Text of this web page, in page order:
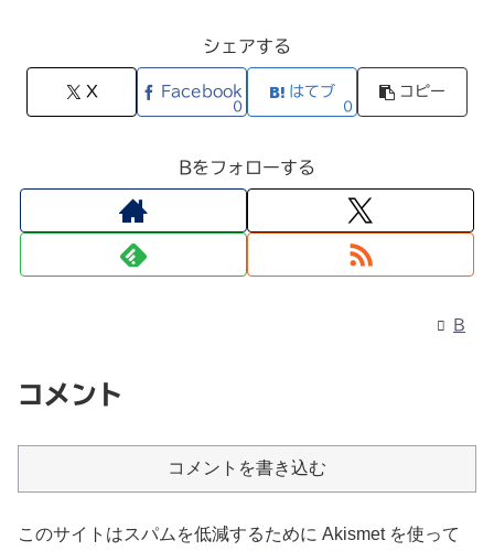
シェアする
X Facebook
0
はてブ
0
コピー
Bをフォローする
B
コメント
コメントを書き込む
このサイトはスパムを低減するために Akismet を使って